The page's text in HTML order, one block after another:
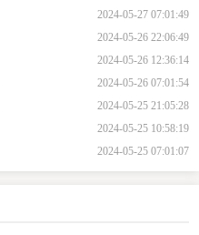
2024-05-27 07:01:49
2024-05-26 22:06:49
2024-05-26 12:36:14
2024-05-26 07:01:54
2024-05-25 21:05:28
2024-05-25 10:58:19
2024-05-25 07:01:07